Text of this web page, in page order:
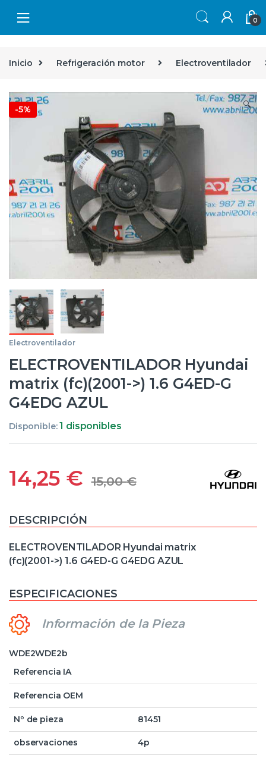
0
Inicio Refrigeración motor Electroventilador
-5% 🔍
Electroventilador
ELECTROVENTILADOR Hyundai
matrix (fc)(2001->) 1.6 G4ED-G
G4EDG AZUL
Disponible:1 disponibles
14,25 € 15,00€
DESCRIPCIÓN
ELECTROVENTILADOR Hyundai matrix
(fc)(2001->) 1.6 G4ED-G G4EDG AZUL
ESPECIFICACIONES
Información de la Pieza
WDE2WDE2b
Referencia IA
Referencia OEM
Nº de pieza 81451
observaciones 4p